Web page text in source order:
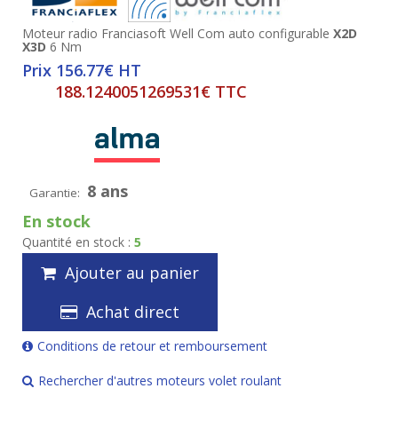
Moteur radio Franciasoft Well Com auto configurable X2D
X3D 6 Nm
Prix 156.77€ HT
188.1240051269531€ TTC
Garantie: 8 ans
En stock
Quantité en stock : 5
Ajouter au panier
Achat direct
Conditions de retour et remboursement
Rechercher d'autres moteurs volet roulant